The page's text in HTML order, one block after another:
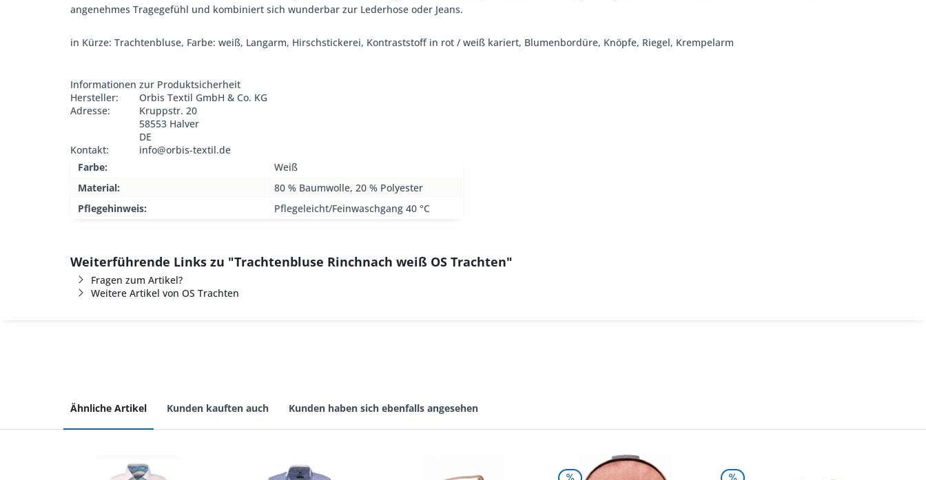
angenehmes Tragegefühl und kombiniert sich wunderbar zur Lederhose oder Jeans.
in Kürze: Trachtenbluse, Farbe: weiß, Langarm, Hirschstickerei, Kontraststoff in rot / weiß kariert, Blumenbordüre, Knöpfe, Riegel, Krempelarm
Informationen zur Produktsicherheit
Hersteller:
Orbis Textil GmbH & Co. KG
Adresse:
Kruppstr. 20
58553 Halver
DE
Kontakt:
info@orbis-textil.de
Farbe:
Weiß
Material:
80 % Baumwolle, 20 % Polyester
Pflegehinweis:
Pflegeleicht/Feinwaschgang 40 °C
Weiterführende Links zu "Trachtenbluse Rinchnach weiß OS Trachten"
Fragen zum Artikel?
Weitere Artikel von OS Trachten
Ähnliche Artikel Kunden kauften auch Kunden haben sich ebenfalls angesehen